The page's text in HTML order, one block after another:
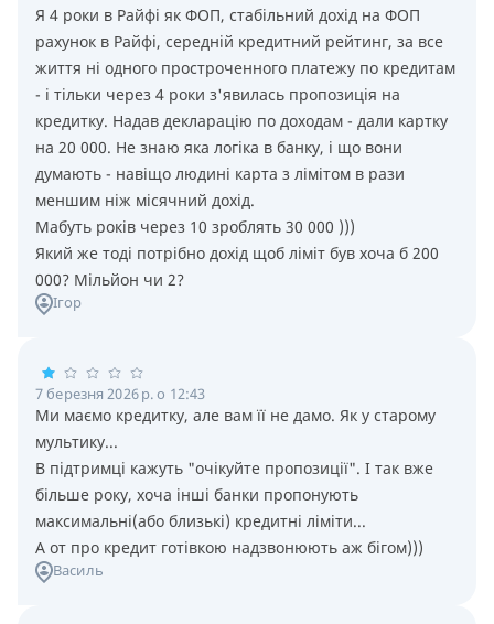
Я 4 роки в Райфi як ФОП, стабiльний дохiд на ФОП
рахунок в Райфi, середнiй кредитний рейтинг, за все
життя нi одного простроченного платежу по кредитам
- i тiльки через 4 роки з'явилась пропозицiя на
кредитку. Надав декларацiю по доходам - дали картку
на 20 000. Не знаю яка логiка в банку, i що вони
думають - навiщо людинi карта з лiмiтом в рази
меншим нiж мiсячний дохiд.
Мабуть рокiв через 10 зроблять 30 000 )))
Який же тодi потрiбно дохiд щоб лiмiт був хоча б 200
000? Мiльйон чи 2?
Ігор
7 березня 2026 р. о 12:43
Ми маємо кредитку, але вам її не дамо. Як у старому
мультику...
В підтримці кажуть "очікуйте пропозиції". І так вже
більше року, хоча інші банки пропонують
максимальні(або близькі) кредитні ліміти...
А от про кредит готівкою надзвонюють аж бігом)))
Василь